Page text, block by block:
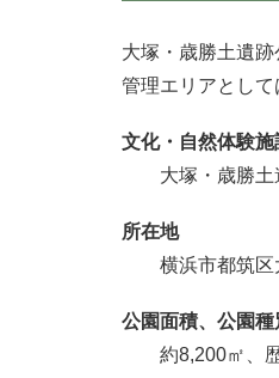
大塚・歳勝土遺
管理エリアとして
文化・自然体験施
大塚・歳勝
所在地
横浜市都筑区
公園面積、公園種
約8,200㎡、